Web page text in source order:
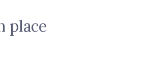
place